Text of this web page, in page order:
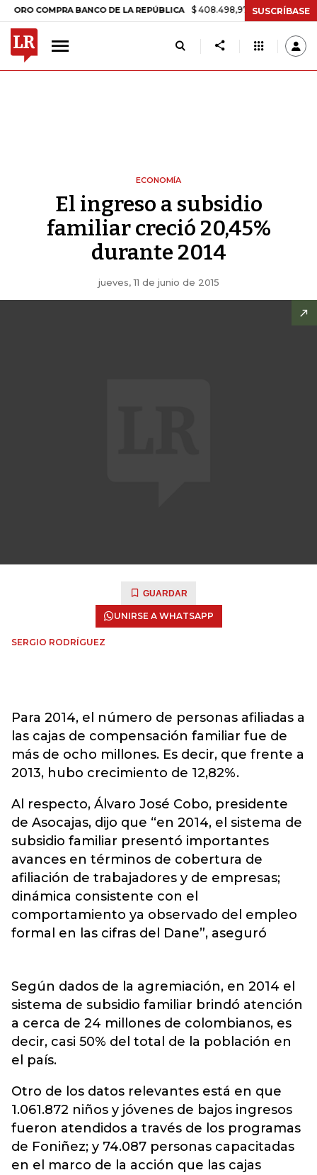
COMPRA BANCO DE LA REPÚBLICA $ 408.498,97 +$ 8.753,81 +2,19%
SUSCRÍBASE
ECONOMÍA
El ingreso a subsidio
familiar creció 20,45%
durante 2014
jueves, 11 de junio de 2015
GUARDAR
UNIRSE A WHATSAPP
SERGIO RODRÍGUEZ
Para 2014, el número de personas afiliadas a
las cajas de compensación familiar fue de
más de ocho millones. Es decir, que frente a
2013, hubo crecimiento de 12,82%.
Al respecto, Álvaro José Cobo, presidente
de Asocajas, dijo que “en 2014, el sistema de
subsidio familiar presentó importantes
avances en términos de cobertura de
afiliación de trabajadores y de empresas;
dinámica consistente con el
comportamiento ya observado del empleo
formal en las cifras del Dane”, aseguró
Según dados de la agremiación, en 2014 el
sistema de subsidio familiar brindó atención
a cerca de 24 millones de colombianos, es
decir, casi 50% del total de la población en
el país.
Otro de los datos relevantes está en que
1.061.872 niños y jóvenes de bajos ingresos
fueron atendidos a través de los programas
de Foniñez; y 74.087 personas capacitadas
en el marco de la acción que las cajas